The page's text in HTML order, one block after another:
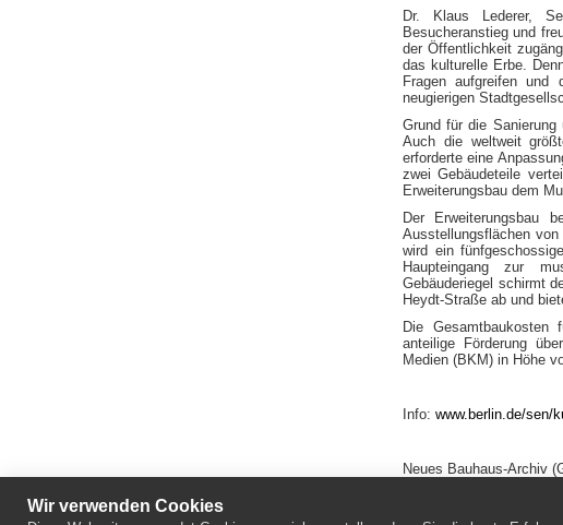
Dr. Klaus Lederer,
Besucheranstieg und
der Öffentlichkeit
das kulturelle Erbe.
Fragen aufgreifen und
neugierigen
Grund für die
Auch die weltweit
erforderte eine
zwei Gebäudeteile
Erweiterungsbau dem
Der Erweiterungsbau
Ausstellungsflächen von
wird ein
Haupteingang zur
Gebäuderiegel schirmt
Heydt-Straße ab und
Die
anteilige Förderung
Medien (BKM) in Höhe
Info: www.berlin.de/sen/
Neues Bauhaus-Archiv
AktivMedia Marketing-
Wir verwenden Cookies